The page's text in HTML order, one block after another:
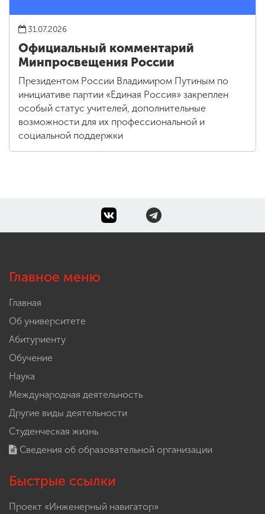
31.07.2026
Официальный комментарий
Минпросвещения России
Президентом России Владимиром Путиным по
инициативе партии «Единая Россия» закреплен
особый статус учителей, дополнительные
возможности для их профессиональной и
социальной поддержки
Главное меню
Главная
Об университете
Абитуриенту
Обучение
Наука
Международная деятельность
Другие виды деятельности
Студенческая жизнь
Сведения об образовательной организации
Быстрые ссылки
Проект «Инженерный навигатор»